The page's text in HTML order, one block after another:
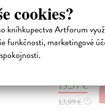
cookies?
kníhkupectva Artforum
funkčnosti, marketingové
Tam a
Kelbl Marto|
Děd. Kajak.
13,57 €
13,99 € ?